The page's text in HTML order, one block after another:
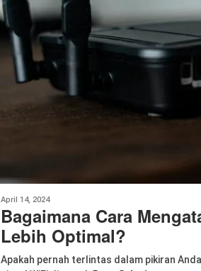
April 14, 2024
Bagaimana Cara
Lebih Optimal?
Apakah pernah terlintas dalam pikiran